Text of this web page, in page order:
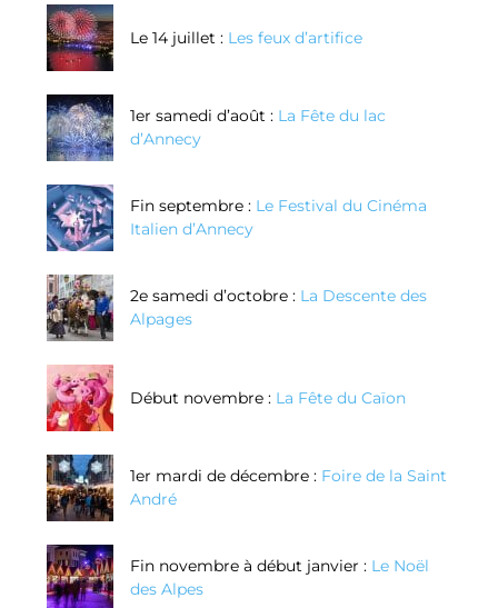
Le 14 juillet : Les feux d’artifice
1er samedi d’août : La Fête du lac
d’Annecy
Fin septembre : Le Festival du Cinéma
Italien d’Annecy
2e samedi d’octobre : La Descente des
Alpages
Début novembre : La Fête du Caïon
1er mardi de décembre : Foire de la Saint
André
Fin novembre à début janvier : Le Noël
des Alpes